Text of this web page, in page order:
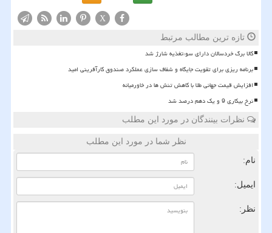
X
تازه ترین مطالب مرتبط
کالا برگ خردسالان دارای سوءتغذیه شارژ شد
برنامه ریزی برای تقویت جایگاه و شفاف سازی عملکرد صندوق کارآفرینی امید
افزایش قیمت جهانی طلا با کاهش تنش ها در خاورمیانه
نرخ بیکاری 9 و یک دهم درصد شد
نظرات بینندگان در مورد این مطلب
نظر شما در مورد این مطلب
نام:
ایمیل:
نظر: